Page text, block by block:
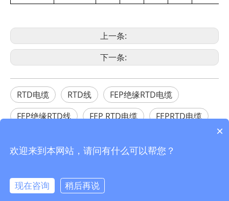
上一条:
下一条:
RTD电缆 RTD线
FEP绝缘RTD电缆
FEP绝缘RTD线
FEP RTD电缆
FEPRTD电缆
相关产品 15358868788
info@fmcable.com
凤鸣公众号
×
欢迎来到本网站，请问有什么可以帮您？
现在咨询 稍后再说